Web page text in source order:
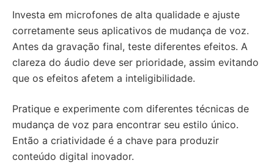
Investa em microfones de alta qualidade e ajuste
corretamente seus aplicativos de mudança de voz.
Antes da gravação final, teste diferentes efeitos. A
clareza do áudio deve ser prioridade, assim evitando
que os efeitos afetem a inteligibilidade.
Pratique e experimente com diferentes técnicas de
mudança de voz para encontrar seu estilo único.
Então a criatividade é a chave para produzir
conteúdo digital inovador.